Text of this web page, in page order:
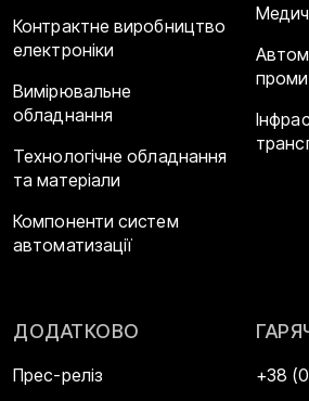
Контрактне виробництво
електроніки
Вимірювальне
обладнання
Технологічне обладнання
та матеріали
Компоненти систем
автоматизації
ДОДАТКОВО
Прес-реліз +38